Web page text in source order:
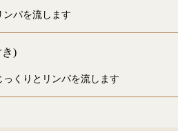
パを流します
)
くりとリンパを流します